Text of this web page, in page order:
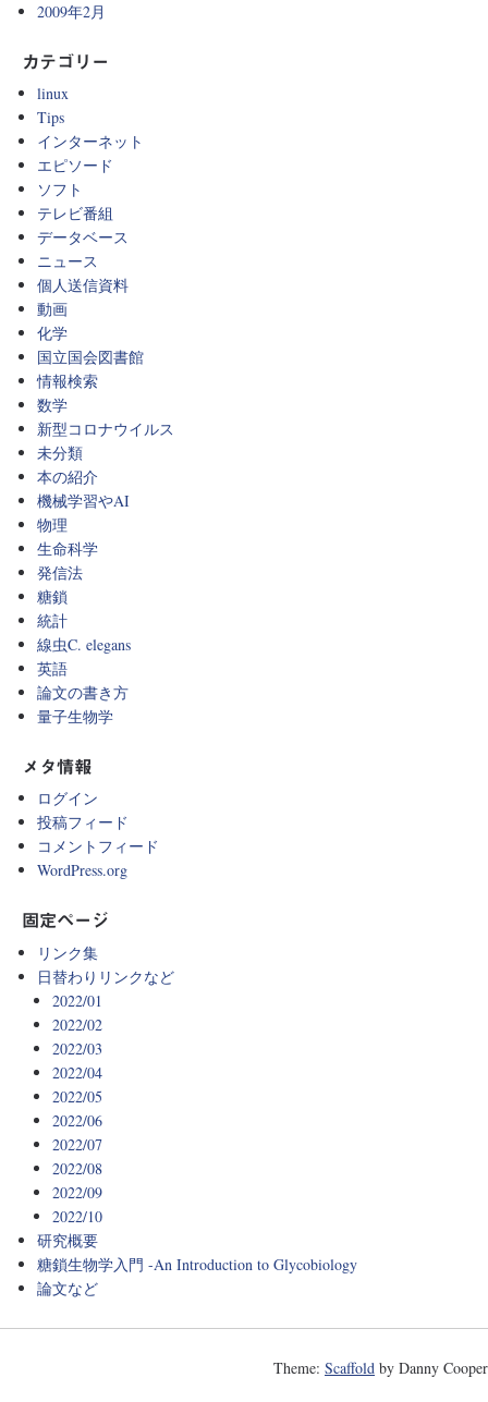
2009年2月
カテゴリー
linux
Tips
インターネット
エピソード
ソフト
テレビ番組
データベース
ニュース
個人送信資料
動画
化学
国立国会図書館
情報検索
数学
新型コロナウイルス
未分類
本の紹介
機械学習やAI
物理
生命科学
発信法
糖鎖
統計
線虫C. elegans
英語
論文の書き方
量子生物学
メタ情報
ログイン
投稿フィード
コメントフィード
WordPress.org
固定ページ
リンク集
日替わりリンクなど
2022/01
2022/02
2022/03
2022/04
2022/05
2022/06
2022/07
2022/08
2022/09
2022/10
研究概要
糖鎖生物学入門 -An Introduction to Glycobiology
論文など
Theme: Scaffold by Danny Cooper